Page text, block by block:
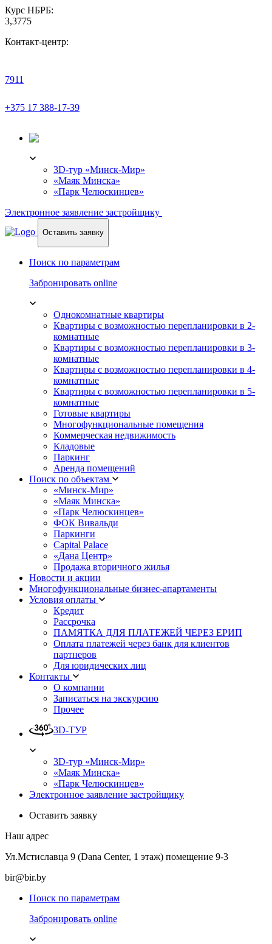
Курс НБРБ:
3,3775
Контакт-центр:
7911
+375 17 388-17-39
3D-тур «Минск-Мир»
«Маяк Минска»
«Парк Челюскинцев»
Электронное заявление застройщику
Оставить заявку
Поиск по параметрам
Забронировать online
Однокомнатные квартиры
Квартиры с возможностью перепланировки в 2-
комнатные
Квартиры с возможностью перепланировки в 3-
комнатные
Квартиры с возможностью перепланировки в 4-
комнатные
Квартиры с возможностью перепланировки в 5-
комнатные
Готовые квартиры
Многофункциональные помещения
Коммерческая недвижимость
Кладовые
Паркинг
Аренда помещений
Поиск по объектам
«Минск-Мир»
«Маяк Минска»
«Парк Челюскинцев»
ФОК Вивальди
Паркинги
Capital Palace
«Дана Центр»
Продажа вторичного жилья
Новости и акции
Многофункциональные бизнес-апартаменты
Условия оплаты
Кредит
Рассрочка
ПАМЯТКА ДЛЯ ПЛАТЕЖЕЙ ЧЕРЕЗ ЕРИП
Оплата платежей через банк для клиентов
партнеров
Для юридических лиц
Контакты
О компании
Записаться на экскурсию
Прочее
3D-ТУР
3D-тур «Минск-Мир»
«Маяк Минска»
«Парк Челюскинцев»
Электронное заявление застройщику
Оставить заявку
Наш адрес
Ул.Мстиславца 9 (Dana Center, 1 этаж) помещение 9-3
bir@bir.by
Поиск по параметрам
Забронировать online